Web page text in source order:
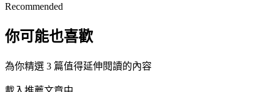
Recommended
你可能也喜歡
為你精選 3 篇值得延伸閱讀的內容